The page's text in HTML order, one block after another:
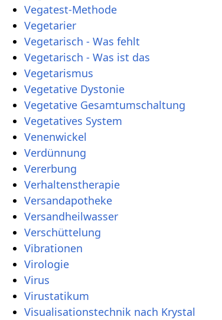
Vegatest-Methode
Vegetarier
Vegetarisch - Was fehlt
Vegetarisch - Was ist das
Vegetarismus
Vegetative Dystonie
Vegetative Gesamtumschaltung
Vegetatives System
Venenwickel
Verdünnung
Vererbung
Verhaltenstherapie
Versandapotheke
Versandheilwasser
Verschüttelung
Vibrationen
Virologie
Virus
Virustatikum
Visualisationstechnik nach Krystal